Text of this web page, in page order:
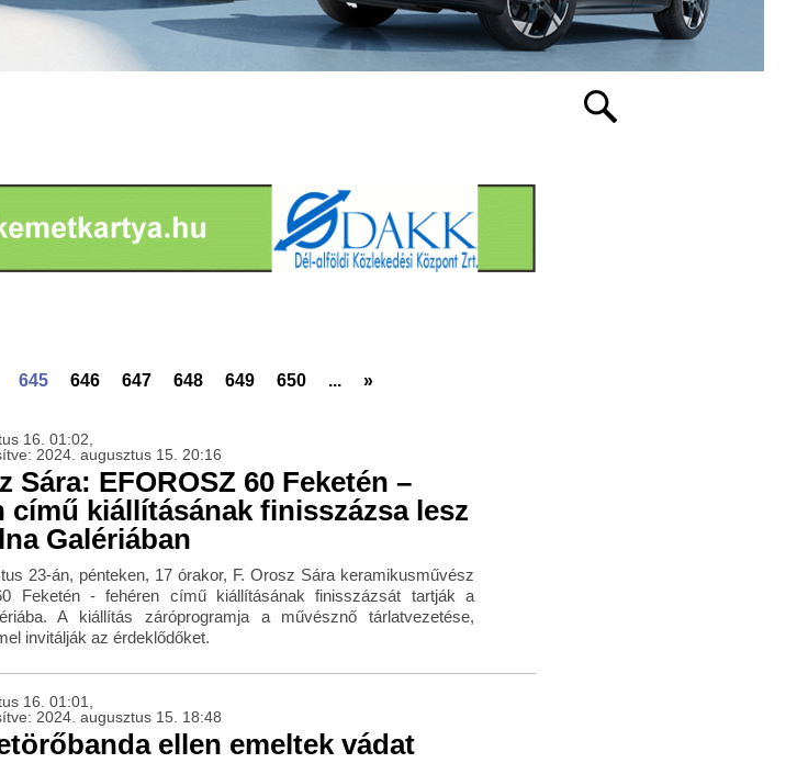
645 646 647 648 649 650 ... »
16. 01:02,
2024. augusztus 15. 20:16
Sára: EFOROSZ 60 Feketén –
című kiállításának finisszázsa lesz
Galériában
23-án, pénteken, 17 órakor, F. Orosz Sára keramikusművész
Feketén - fehéren című kiállításának finisszázsát tartják a
A kiállítás záróprogramja a művésznő tárlatvezetése,
invitálják az érdeklődőket.
16. 01:01,
2024. augusztus 15. 18:48
ellen emeltek vádat